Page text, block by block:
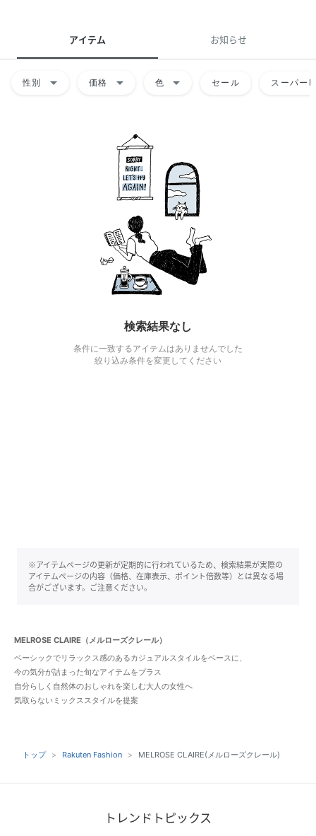
アイテム お知らせ
性別 arrow_drop_down 価格 arrow_drop_down 色 arrow_drop_down セール スーパー
検索結果なし
条件に一致するアイテムはありませんでした
絞り込み条件を変更してください
※アイテムページの更新が定期的に行われているため、検索結果が実際の
アイテムページの内容（価格、在庫表示、ポイント倍数等）とは異なる場
合がございます。ご注意ください。
MELROSE CLAIRE（メルローズクレール）
ベーシックでリラックス感のあるカジュアルスタイルをベースに、
今の気分が詰まった旬なアイテムをプラス
自分らしく自然体のおしゃれを楽しむ大人の女性へ
気取らないミックススタイルを提案
トップ Rakuten Fashion MELROSE CLAIRE(メルローズクレール)
トレンドトピックス